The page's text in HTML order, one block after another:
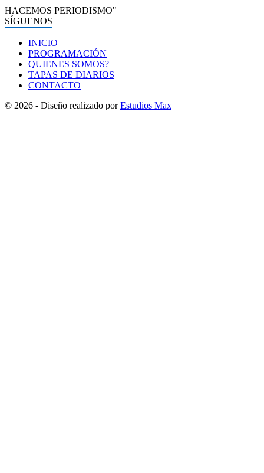
HACEMOS PERIODISMO"
SÍGUENOS
INICIO
PROGRAMACIÓN
QUIENES SOMOS?
TAPAS DE DIARIOS
CONTACTO
© 2026 - Diseño realizado porEstudios Max